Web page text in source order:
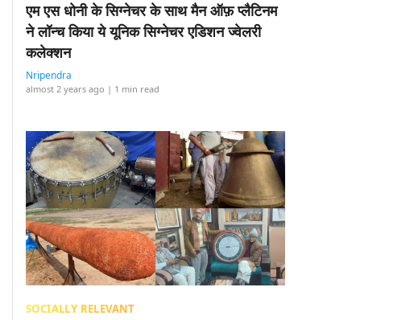
एम एस धोनी के सिग्नेचर के साथ मैन ऑफ़ प्लैटिनम
ने लॉन्च किया ये यूनिक सिग्नेचर एडिशन ज्वेलरी
कलेक्शन
Nripendra
almost 2 years ago | 1 min read
SOCIALLY RELEVANT